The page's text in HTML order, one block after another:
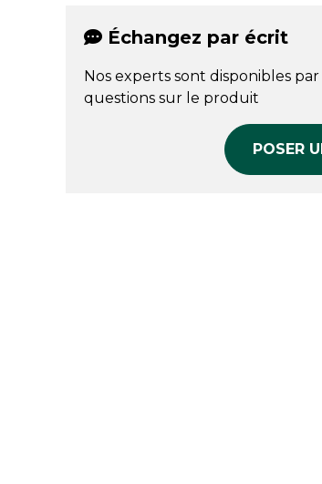
Échangez par écrit
Nos experts sont disponibles
questions sur le produit
POSER